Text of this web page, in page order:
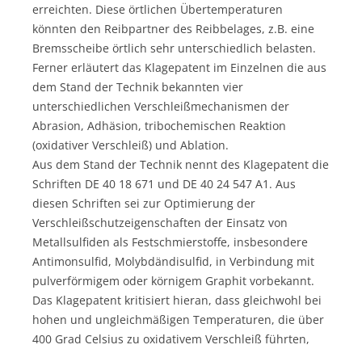
erreichten. Diese örtlichen Übertemperaturen
könnten den Reibpartner des Reibbelages, z.B. eine
Bremsscheibe örtlich sehr unterschiedlich belasten.
Ferner erläutert das Klagepatent im Einzelnen die aus
dem Stand der Technik bekannten vier
unterschiedlichen Verschleißmechanismen der
Abrasion, Adhäsion, tribochemischen Reaktion
(oxidativer Verschleiß) und Ablation.
Aus dem Stand der Technik nennt des Klagepatent die
Schriften DE 40 18 671 und DE 40 24 547 A1. Aus
diesen Schriften sei zur Optimierung der
Verschleißschutzeigenschaften der Einsatz von
Metallsulfiden als Festschmierstoffe, insbesondere
Antimonsulfid, Molybdändisulfid, in Verbindung mit
pulverförmigem oder körnigem Graphit vorbekannt.
Das Klagepatent kritisiert hieran, dass gleichwohl bei
hohen und ungleichmäßigen Temperaturen, die über
400 Grad Celsius zu oxidativem Verschleiß führten,